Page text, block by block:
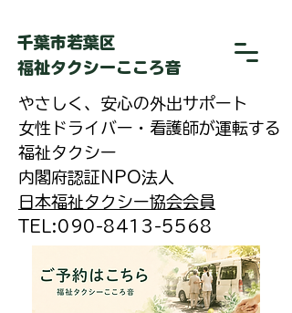
やさしく、安心の外出サポート
女性ドライバー・看護師が運転する
福祉タクシー
内閣府認証NPO法人
日本福祉タクシー協会会員
​TEL:090-8413-5568
​千葉市若葉区
福祉タクシーこころ音